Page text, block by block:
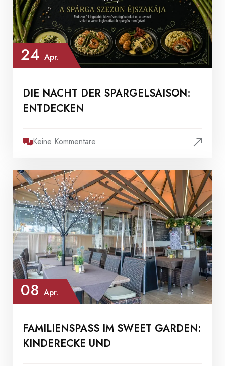
24 Apr.
DIE NACHT DER SPARGELSAISON:
ENTDECKEN
Keine Kommentare
08 Apr.
FAMILIENSPASS IM SWEET GARDEN: K
INDERECKE UND